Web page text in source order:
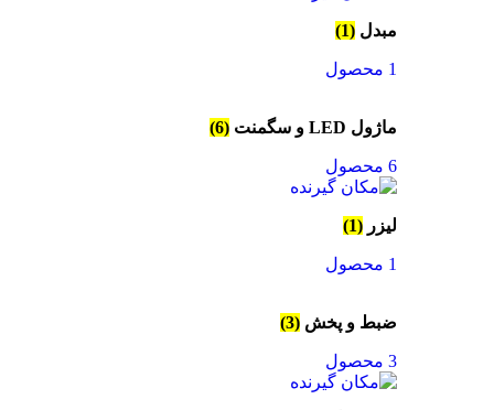
مبدل (1)
1 محصول
ماژول LED و سگمنت (6)
6 محصول
لیزر (1)
1 محصول
ضبط و پخش (3)
3 محصول